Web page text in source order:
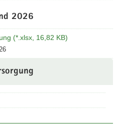
2026
(*.xlsx, 16,82 KB)